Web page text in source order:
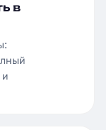
в
и